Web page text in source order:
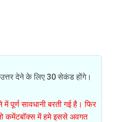
देने के लिए 30 सेकंड होंगे।
पूर्ण सावधानी बरती गई है। फिर
कमेंटबॉक्स में हमे इससे अवगत